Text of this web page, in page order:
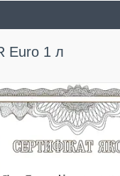
Euro 1 л